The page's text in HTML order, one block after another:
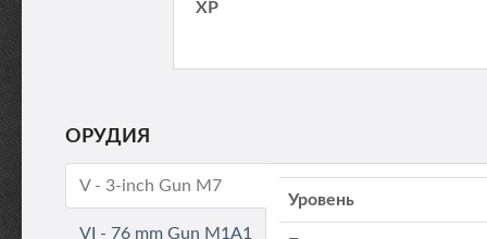
XP
ОРУДИЯ
V - 3-inch Gun M7
VI - 76 mm Gun M1A1
Уровень